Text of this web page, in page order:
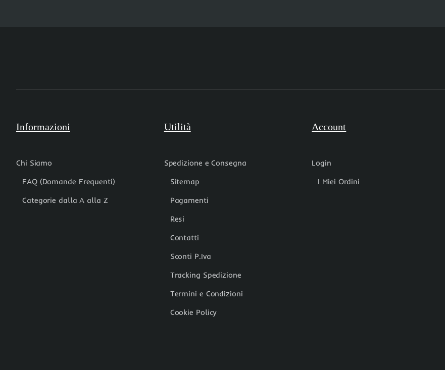
Informazioni
Chi Siamo
FAQ (Domande Frequenti)
Categorie dalla A alla Z
Utilità
Spedizione e Consegna
Sitemap
Pagamenti
Resi
Contatti
Sconti P.Iva
Tracking Spedizione
Termini e Condizioni
Cookie Policy
Account
Login
I Miei Ordini